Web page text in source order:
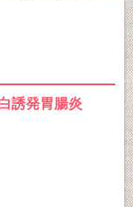
誘発胃腸炎